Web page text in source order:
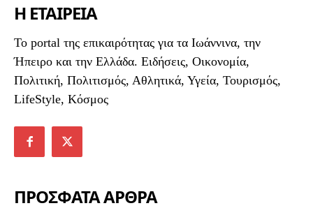
Η ΕΤΑΙΡΕΙΑ
To portal της επικαιρότητας για τα Ιωάννινα, την
Ήπειρο και την Ελλάδα. Ειδήσεις, Οικονομία,
Πολιτική, Πολιτισμός, Αθλητικά, Υγεία, Τουρισμός,
LifeStyle, Κόσμος
ΠΡΟΣΦΑΤΑ ΑΡΘΡΑ